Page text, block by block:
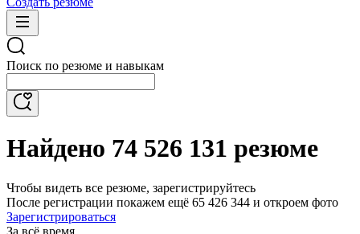
Поиск по резюме и навыкам
Найдено 74 526 131 резюме
Чтобы видеть все резюме, зарегистрируйтесь
После регистрации покажем ещё 65 426 344 и откроем фото
Зарегистрироваться
За всё время